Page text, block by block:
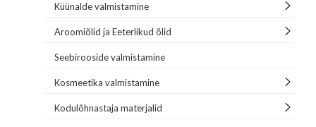
Küünalde valmistamine
Aroomiõlid ja Eeterlikud õlid
Seebirooside valmistamine
Kosmeetika valmistamine
Kodulõhnastaja materjalid